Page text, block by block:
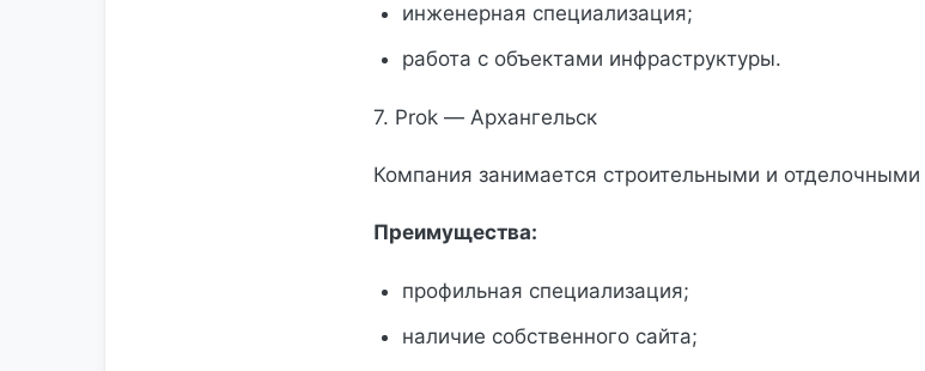
инженерная специализация;
работа с объектами инфраструктуры.
7. Prok — Архангельск
Компания занимается строительными и
Преимущества:
профильная специализация;
наличие собственного сайта;